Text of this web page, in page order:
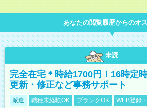
あなたの閲覧履歴からのオ
未読
完全在宅＊時給1700円！16時定
更新・修正など事務サポート
派遣 職種未経験OK ブランクOK WEB登録